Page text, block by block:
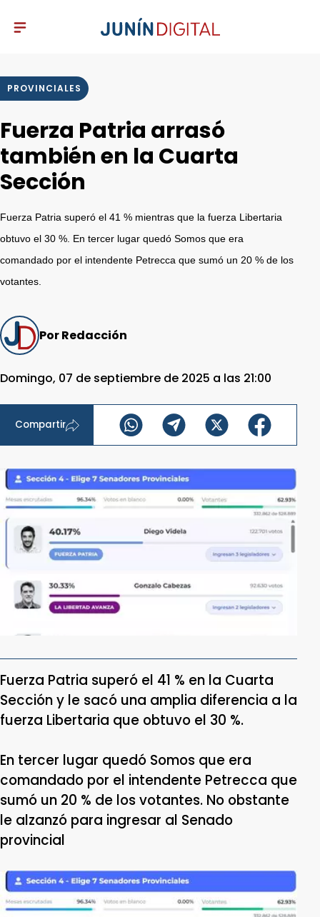
PROVINCIALES
Fuerza Patria arrasó
también en la Cuarta
Sección
Fuerza Patria superó el 41 % mientras que la fuerza Libertaria
obtuvo el 30 %. En tercer lugar quedó Somos que era
comandado por el intendente Petrecca que sumó un 20 % de los
votantes.
Por Redacción
Domingo, 07 de septiembre de 2025 a las 21:00
Compartir
Fuerza Patria superó el 41 % en la Cuarta
Sección y le sacó una amplia diferencia a la
fuerza Libertaria que obtuvo el 30 %.
En tercer lugar quedó Somos que era
comandado por el intendente Petrecca que
sumó un 20 % de los votantes. No obstante
le alzanzó para ingresar al Senado
provincial